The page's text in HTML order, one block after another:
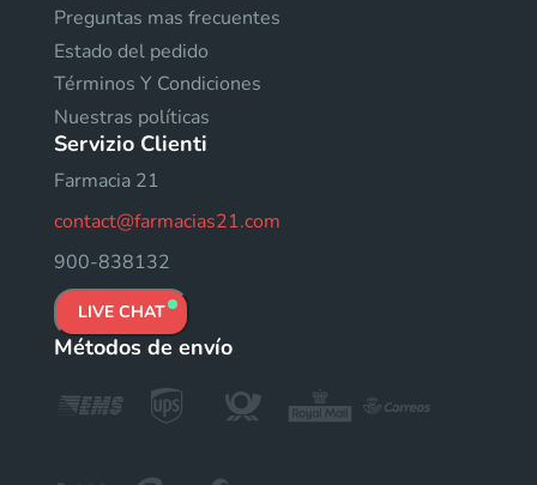
Preguntas mas frecuentes
Estado del pedido
Términos Y Condiciones
Nuestras políticas
Servizio Clienti
Farmacia 21
contact@farmacias21.com
900-838132
LIVE CHAT
Métodos de envío